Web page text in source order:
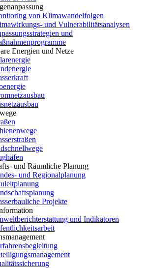
von Klimawandelfolgen
und Vulnerabilitätsanalysen
und
Energien und Netze
und Räumliche Planung
und Regionalplanung
Projekte
und Indikatoren